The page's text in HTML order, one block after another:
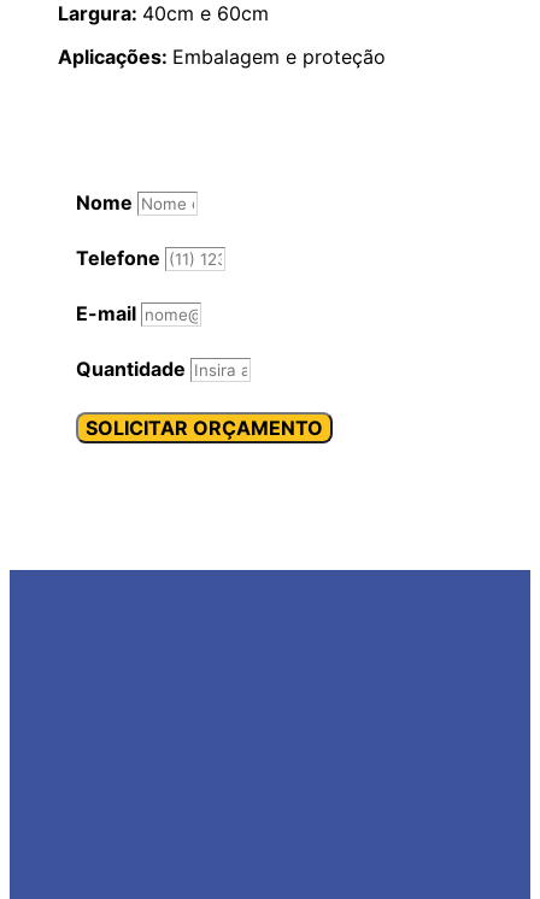
Largura: 40cm e 60cm
Aplicações: Embalagem e proteção
Nome
Telefone
E-mail
Quantidade
SOLICITAR ORÇAMENTO